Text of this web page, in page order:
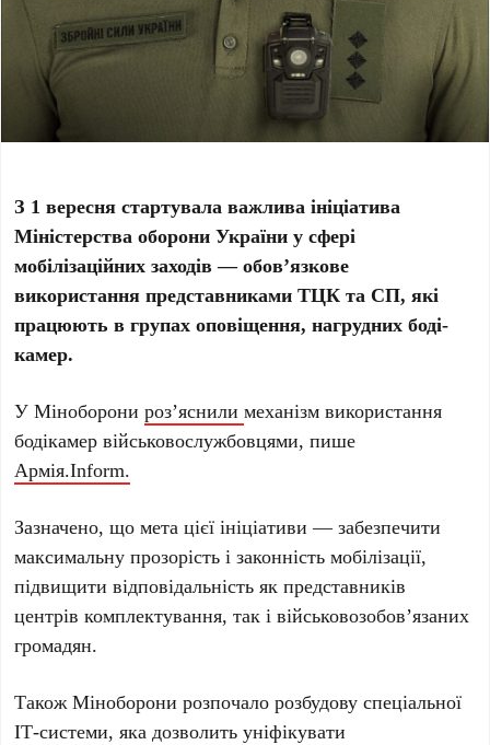
З 1 вересня стартувала важлива ініціатива
Міністерства оборони України у сфері
мобілізаційних заходів — обов’язкове
використання представниками ТЦК та СП, які
працюють в групах оповіщення, нагрудних боді-
камер.
У Міноборонироз’яснилимеханізм використання
бодікамер військовослужбовцями, пише
Армія.Inform.
Зазначено, що мета цієї ініціативи — забезпечити
максимальну прозорість і законність мобілізації,
підвищити відповідальність як представників
центрів комплектування, так і військовозобов’язаних
громадян.
Також Міноборони розпочало розбудову спеціальної
ІТ-системи, яка дозволить уніфікувати